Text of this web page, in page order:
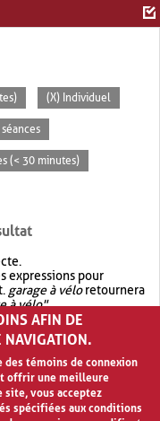
(X) Individuel
(< 30 minutes)
expressions pour
garage à véloretournera
à vélo".
OR.garage OR vélo
quegarage à vélo
AFIN DE
NAVIGATION.
témoins de connexion
offrir une meilleure
site, vous acceptez
spécifiées aux conditions